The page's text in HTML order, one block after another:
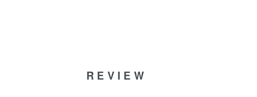
REVIEW